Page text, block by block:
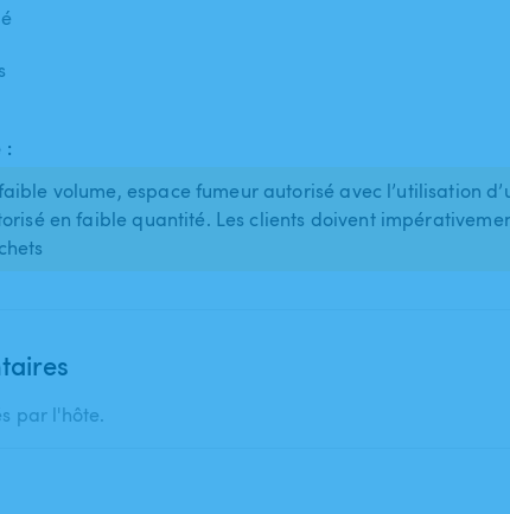
:
volume, espace fumeur autorisé avec l’utilisation
en faible quantité. Les clients doivent
par l'hôte.